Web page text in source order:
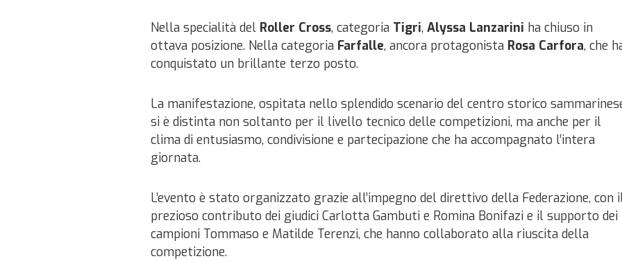
Nella specialità del Roller Cross, categoria Tigri, Alyssa Lanzarini ha chiuso in
ottava posizione. Nella categoria Farfalle, ancora protagonista Rosa Carfora, che
conquistato un brillante terzo posto.
La manifestazione, ospitata nello splendido scenario del centro storico
si è distinta non soltanto per il livello tecnico delle competizioni, ma anche per il
clima di entusiasmo, condivisione e partecipazione che ha accompagnato l’intera
giornata.
L’evento è stato organizzato grazie all’impegno del direttivo della Federazione, con
prezioso contributo dei giudici Carlotta Gambuti e Romina Bonifazi e il supporto dei
campioni Tommaso e Matilde Terenzi, che hanno collaborato alla riuscita della
competizione.